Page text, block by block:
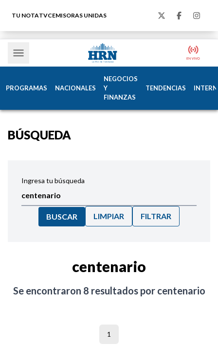
TU NOTATVCEMISORAS UNIDAS
PROGRAMAS NACIONALES
NEGOCIOS
Y
FINANZAS
TENDENCIAS
BÚSQUEDA
Ingresa tu búsqueda
BUSCAR LIMPIAR FILTRAR
centenario
Se encontraron 8 resultados por centenario
1